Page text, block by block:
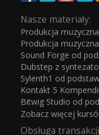
Nasze materiały:
Produkcja
Produkcja
Sound Forge od
Dubstep z
Sylenth1 od
Kontakt 5
Bitwig Studio od
Zobacz więcej
Obsługa